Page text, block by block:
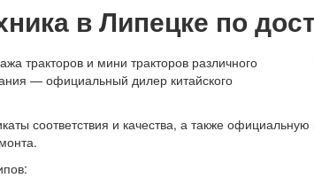
в Липецке по
тракторов и мини тракторов различного
— официальный дилер китайского
соответствия и качества, а также